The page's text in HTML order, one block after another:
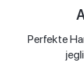
Perfekte